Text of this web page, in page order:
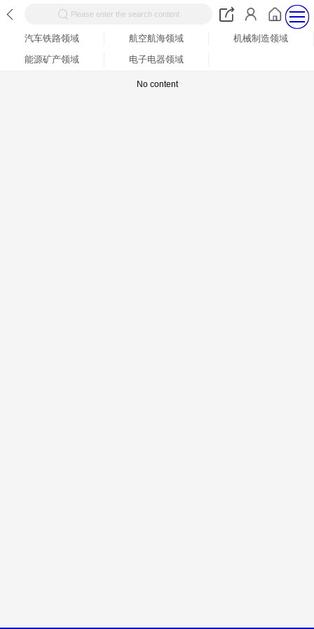
Please enter the search content
汽车铁路领域 航空航海领域
机械制造领域
能源矿产领域
电子电器领域
No content